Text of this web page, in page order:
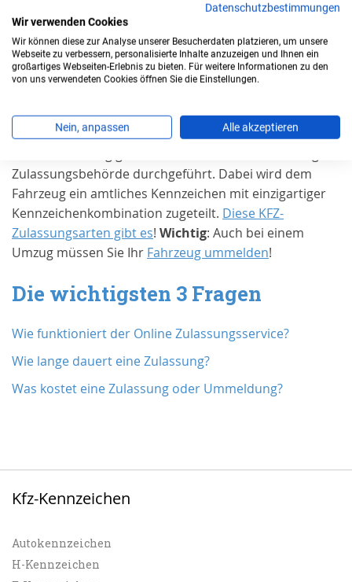
Wann benötigen Sie eine
Zulassung inAurich?
Anhänger für den Gebrauch im öffentlichen
Straßenverkehr zugelassen sein. Diese Zulassung wird
Zulassungsbehörde durchgeführt. Dabei wird dem
Fahrzeug ein amtliches Kennzeichen mit einzigartiger
Kennzeichenkombination zugeteilt. Diese KFZ-
Zulassungsarten gibt es! Wichtig: Auch bei einem
Umzug müssen Sie Ihr Fahrzeug ummelden!
Die wichtigsten 3 Fragen
Wie funktioniert der Online Zulassungsservice?
Wie lange dauert eine Zulassung?
Was kostet eine Zulassung oder Ummeldung?
Kfz-Kennzeichen
Autokennzeichen
H-Kennzeichen
Datenschutzbestimmungen
Wir verwenden Cookies
Wir können diese zur Analyse unserer Besucherdaten platzieren, um unsere
Webseite zu verbessern, personalisierte Inhalte anzuzeigen und Ihnen ein
großartiges Webseiten-Erlebnis zu bieten. Für weitere Informationen zu den
von uns verwendeten Cookies öffnen Sie die Einstellungen.
Nein, anpassen Alle akzeptieren